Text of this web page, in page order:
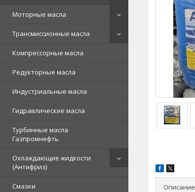
Моторные масла
Трансмиссионные масла
Компрессорные масла
Редукторные масла
Индустриальные масла
Гидравлические масла
Турбинные масла
Газпромнефть
Охлаждающие жидкости
(Антифриз)
Смазки Описание